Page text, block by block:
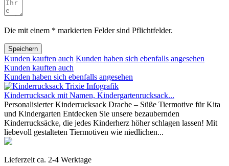
Die mit einem * markierten Felder sind Pflichtfelder.
Speichern
Kunden kauften auch Kunden haben sich ebenfalls angesehen
Kunden kauften auch
Kunden haben sich ebenfalls angesehen
Kinderrucksack mit Namen, Kindergartenrucksack...
Personalisierter Kinderrucksack Drache – Süße Tiermotive für Kita
und Kindergarten Entdecken Sie unsere bezaubernden
Kinderrucksäcke, die jedes Kinderherz höher schlagen lassen! Mit
liebevoll gestalteten Tiermotiven wie niedlichen...
Lieferzeit ca. 2-4 Werktage